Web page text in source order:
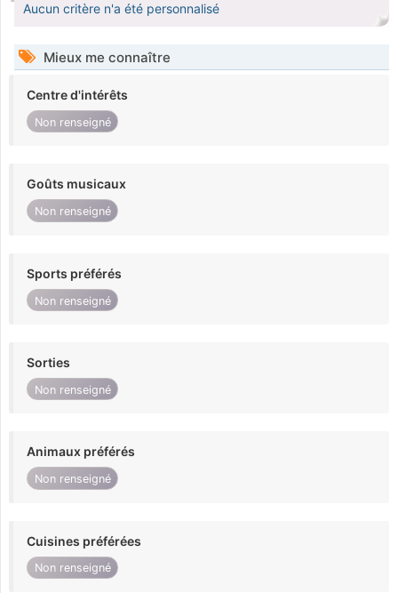
Aucun critère n'a été personnalisé
Mieux me connaître
Centre d'intérêts
Non renseigné
Goûts musicaux
Non renseigné
Sports préférés
Non renseigné
Sorties
Non renseigné
Animaux préférés
Non renseigné
Cuisines préférées
Non renseigné